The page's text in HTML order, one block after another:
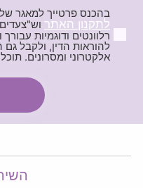
בהכנס פרטייך למאגר
לתקנון האתר
רלוונטים ודוגמיות
להוראות הדין, ולקבל
אלקטרוני ומסרונים. תוכלי להסיר את הרישום בכל עת